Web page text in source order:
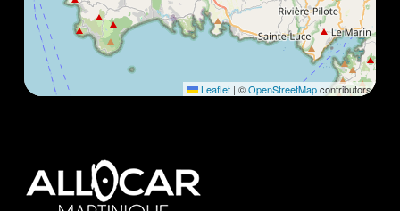
Leaflet | ©OpenStreetMapcontributors